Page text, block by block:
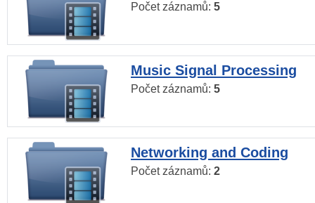
Počet záznamů: 5
Music Signal Processing
Počet záznamů: 5
Networking and Coding
Počet záznamů: 2